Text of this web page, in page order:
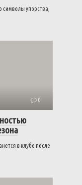
упорства,
0
в клубе после